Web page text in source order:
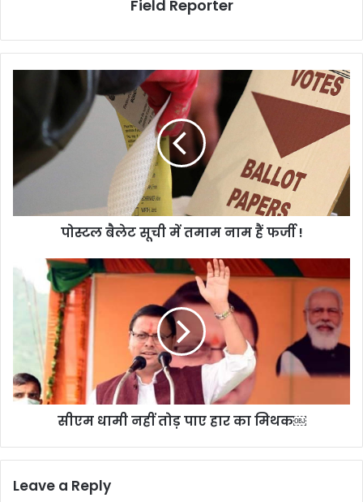
Field Reporter
!
पोस्टल बैलेट सूची में तमाम नाम हैं फर्जी !
सीएम
धामी
नहीं
मिथक
￼
सीएम धामी नहीं तोड़ पाए हार का मिथक￼
Leave a Reply